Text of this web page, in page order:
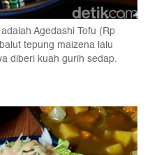
Agedashi Tofu (Rp
tepung maizena lalu
diberi kuah gurih sedap.